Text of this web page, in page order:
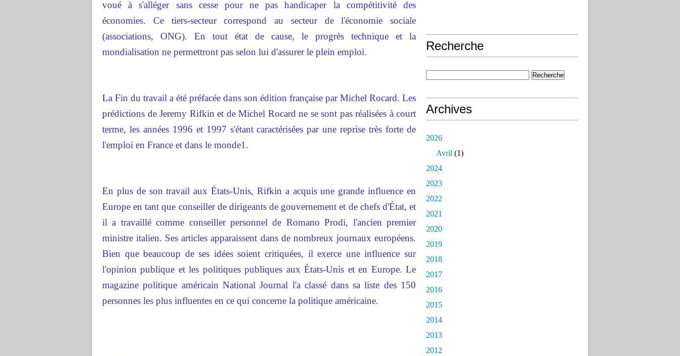
voué à s'alléger sans cesse pour ne pas handicaper la compétitivité des
économies. Ce tiers-secteur correspond au secteur de l'économie sociale
(associations, ONG). En tout état de cause, le progrès technique et la
mondialisation ne permettront pas selon lui d'assurer le plein emploi.
La Fin du travail a été préfacée dans son édition française par Michel Rocard. Les
prédictions de Jeremy Rifkin et de Michel Rocard ne se sont pas réalisées à court
terme, les années 1996 et 1997 s'étant caractérisées par une reprise très forte de
l'emploi en France et dans le monde1.
En plus de son travail aux États-Unis, Rifkin a acquis une grande influence en
Europe en tant que conseiller de dirigeants de gouvernement et de chefs d'État, et
il a travaillé comme conseiller personnel de Romano Prodi, l'ancien premier
ministre italien. Ses articles apparaissent dans de nombreux journaux européens.
Bien que beaucoup de ses idées soient critiquées, il exerce une influence sur
l'opinion publique et les politiques publiques aux États-Unis et en Europe. Le
magazine politique américain National Journal l'a classé dans sa liste des 150
personnes les plus influentes en ce qui concerne la politique américaine.
Recherche
Archives
2026
Avril (1)
2024
2023
2022
2021
2020
2019
2018
2017
2016
2015
2014
2013
2012